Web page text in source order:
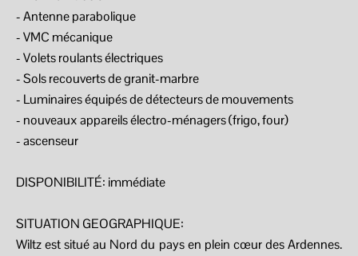
- Antenne parabolique
- VMC mécanique
- Volets roulants électriques
- Sols recouverts de granit-marbre
- Luminaires équipés de détecteurs de mouvements
- nouveaux appareils électro-ménagers (frigo, four)
- ascenseur
DISPONIBILITÉ: immédiate
SITUATION GEOGRAPHIQUE:
Wiltz est situé au Nord du pays en plein cœur des Ardennes.